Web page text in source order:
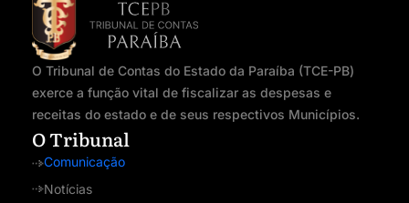
O Tribunal de Contas do Estado da Paraíba (TCE-PB)
exerce a função vital de fiscalizar as despesas e
receitas do estado e de seus respectivos Municípios.
O Tribunal
Comunicação
Notícias